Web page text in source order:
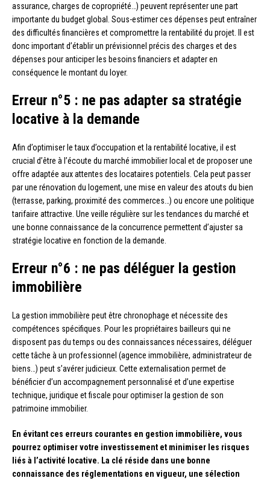
assurance, charges de copropriété…) peuvent représenter une part
importante du budget global. Sous-estimer ces dépenses peut entraîner
des difficultés financières et compromettre la rentabilité du projet. Il est
donc important d’établir un prévisionnel précis des charges et des
dépenses pour anticiper les besoins financiers et adapter en
conséquence le montant du loyer.
Erreur n°5 : ne pas adapter sa stratégie
locative à la demande
Afin d’optimiser le taux d’occupation et la rentabilité locative, il est
crucial d’être à l’écoute du marché immobilier local et de proposer une
offre adaptée aux attentes des locataires potentiels. Cela peut passer
par une rénovation du logement, une mise en valeur des atouts du bien
(terrasse, parking, proximité des commerces…) ou encore une politique
tarifaire attractive. Une veille régulière sur les tendances du marché et
une bonne connaissance de la concurrence permettent d’ajuster sa
stratégie locative en fonction de la demande.
Erreur n°6 : ne pas déléguer la gestion
immobilière
La gestion immobilière peut être chronophage et nécessite des
compétences spécifiques. Pour les propriétaires bailleurs qui ne
disposent pas du temps ou des connaissances nécessaires, déléguer
cette tâche à un professionnel (agence immobilière, administrateur de
biens…) peut s’avérer judicieux. Cette externalisation permet de
bénéficier d’un accompagnement personnalisé et d’une expertise
technique, juridique et fiscale pour optimiser la gestion de son
patrimoine immobilier.
En évitant ces erreurs courantes en gestion immobilière, vous
pourrez optimiser votre investissement et minimiser les risques
liés à l’activité locative. La clé réside dans une bonne
connaissance des réglementations en vigueur, une sélection